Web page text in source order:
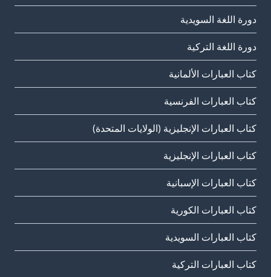
دورة اللغة السويدية
دورة اللغة التركية
كتاب العبارات الألمانية
كتاب العبارات الفرنسية
كتاب العبارات الإنجليزية (الولايات المتحدة)
كتاب العبارات الإنجليزية
كتاب العبارات الإسبانية
كتاب العبارات الكورية
كتاب العبارات السويدية
كتاب العبارات التركية